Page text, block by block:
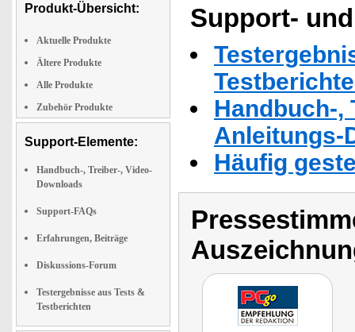
Produkt-Übersicht:
Aktuelle Produkte
Ältere Produkte
Alle Produkte
Zubehör Produkte
Support-Elemente:
Handbuch-, Treiber-, Video-
Downloads
Support-FAQs
Erfahrungen, Beiträge
Diskussions-Forum
Testergebnisse aus Tests &
Testberichten
Support-
Handbuch-,
Anleitungs-
Häufig